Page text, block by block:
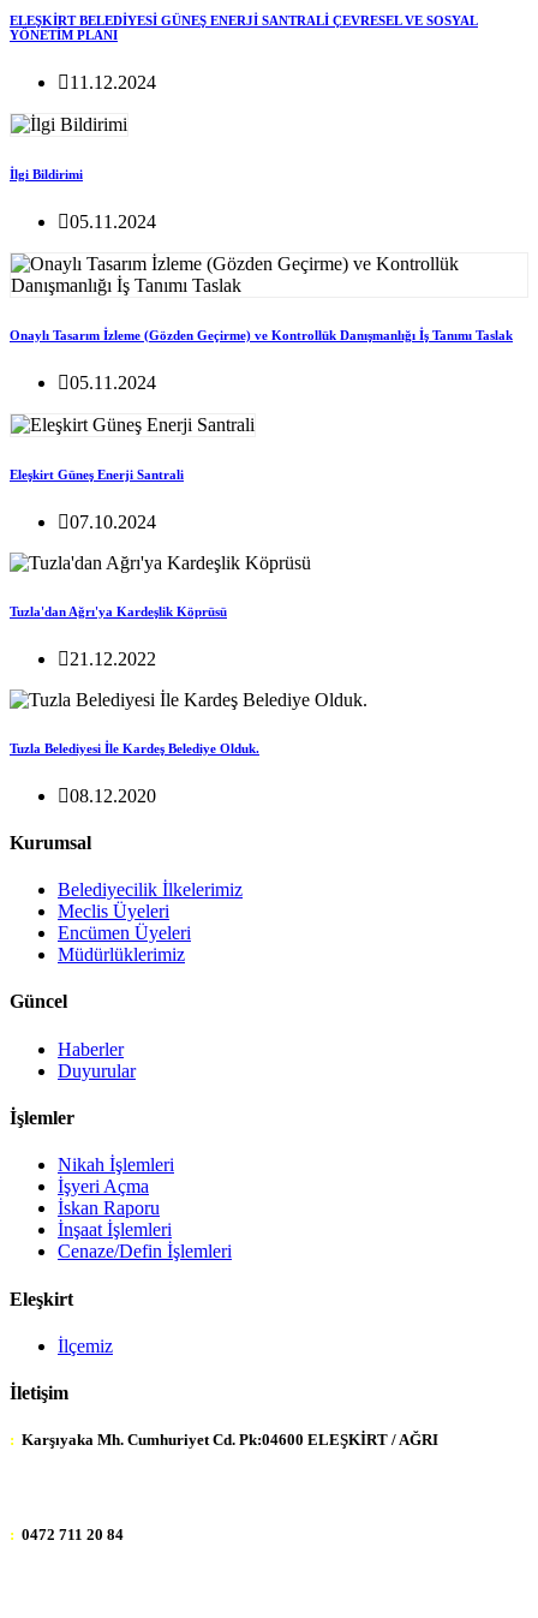
ELEŞKİRT BELEDİYESİ GÜNEŞ ENERJİ SANTRALİ ÇEVRESEL VE SOSYAL
YÖNETİM PLANI
11.12.2024
İlgi Bildirimi
05.11.2024
Onaylı Tasarım İzleme (Gözden Geçirme) ve Kontrollük Danışmanlığı İş Tanımı Taslak
05.11.2024
Eleşkirt Güneş Enerji Santrali
07.10.2024
Tuzla'dan Ağrı'ya Kardeşlik Köprüsü
21.12.2022
Tuzla Belediyesi İle Kardeş Belediye Olduk.
08.12.2020
Kurumsal
Belediyecilik İlkelerimiz
Meclis Üyeleri
Encümen Üyeleri
Müdürlüklerimiz
Güncel
Haberler
Duyurular
İşlemler
Nikah İşlemleri
İşyeri Açma
İskan Raporu
İnşaat İşlemleri
Cenaze/Defin İşlemleri
Eleşkirt
İlçemiz
İletişim
: Karşıyaka Mh. Cumhuriyet Cd. Pk:04600 ELEŞKİRT / AĞRI
: 0472 711 20 84